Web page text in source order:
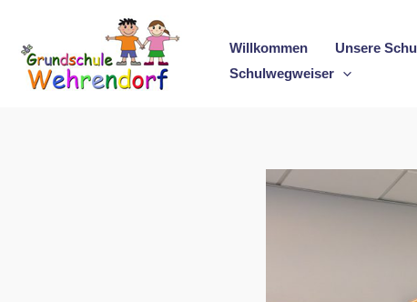
springen
Willkommen Unsere
Schulwegweiser